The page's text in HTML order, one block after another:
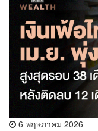
6 พฤษภาคม 2026